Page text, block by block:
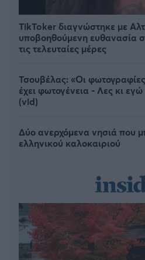
TikToker διαγνώστηκε με
υποβοηθούμενη ευθανασία
τις τελευταίες μέρες
Τσουβέλας: «Οι
έχει φωτογένεια - Λες κι
(vid)
Δύο ανερχόμενα νησιά που
ελληνικού καλοκαιριού